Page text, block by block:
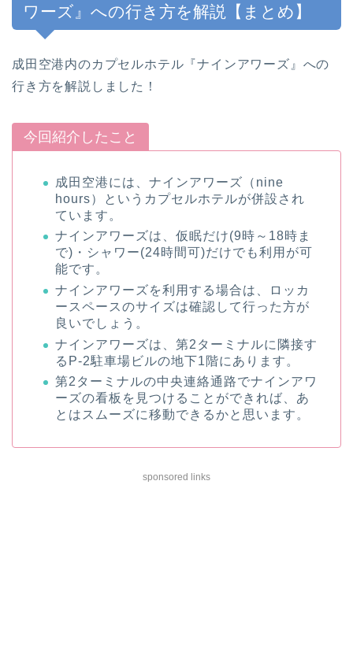
ワーズ』への行き方を解説【まとめ】
成田空港内のカプセルホテル『ナインアワーズ』への
行き方を解説しました！
今回紹介したこと
成田空港には、ナインアワーズ（nine
hours）というカプセルホテルが併設され
ています。
ナインアワーズは、仮眠だけ(9時～18時ま
で)・シャワー(24時間可)だけでも利用が可
能です。
ナインアワーズを利用する場合は、ロッカ
ースペースのサイズは確認して行った方が
良いでしょう。
ナインアワーズは、第2ターミナルに隣接す
るP-2駐車場ビルの地下1階にあります。
第2ターミナルの中央連絡通路でナインアワ
ーズの看板を見つけることができれば、あ
とはスムーズに移動できるかと思います。
sponsored links